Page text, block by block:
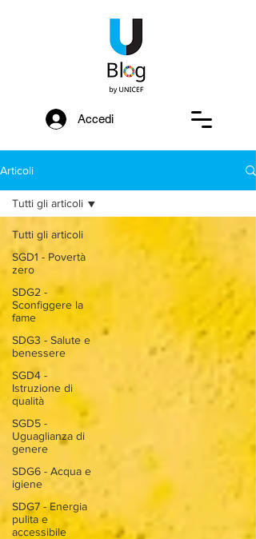
Accedi
Articoli
Tutti gli articoli
SGD1 - Povertà
zero
SDG2 -
Sconfiggere la
fame
SDG3 - Salute e
benessere
SGD4 -
Istruzione di
qualità
SGD5 -
Uguaglianza di
genere
SDG6 - Acqua e
igiene
SDG7 - Energia
pulita e
accessibile
Tutti gli articoli